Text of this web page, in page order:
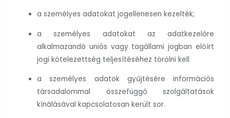
a személyes adatokat jogellenesen kezelték;
a személyes adatokat az adatkezelőre
alkalmazandó uniós vagy tagállami jogban előírt
jogi kötelezettség teljesítéséhez törölni kell
a személyes adatok gyűjtésére információs
társadalommal összefüggő szolgáltatások
kínálásával kapcsolatosan került sor.